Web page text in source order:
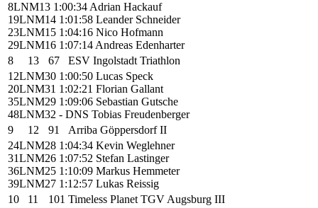
8LNM13 1:00:34 Adrian Hackauf
19LNM14 1:01:58 Leander Schneider
23LNM15 1:04:16 Nico Hofmann
29LNM16 1:07:14 Andreas Edenharter
8
13 67
ESV Ingolstadt Triathlon
12LNM30 1:00:50 Lucas Speck
20LNM31 1:02:21 Florian Gallant
35LNM29 1:09:06 Sebastian Gutsche
48LNM32 - DNS Tobias Freudenberger
9
12 91
Arriba Göppersdorf II
24LNM28 1:04:34 Kevin Weglehner
31LNM26 1:07:52 Stefan Lastinger
36LNM25 1:10:09 Markus Hemmeter
39LNM27 1:12:57 Lukas Reissig
10
11 101 Timeless Planet TGV Augsburg III